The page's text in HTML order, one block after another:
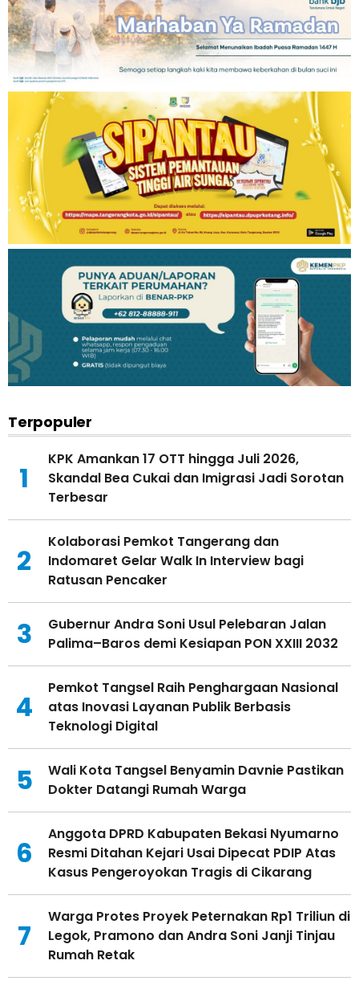
Terpopuler
1
KPK Amankan 17 OTT hingga Juli 2026,
Skandal Bea Cukai dan Imigrasi Jadi Sorotan
Terbesar
2
Kolaborasi Pemkot Tangerang dan
Indomaret Gelar Walk In Interview bagi
Ratusan Pencaker
3
Gubernur Andra Soni Usul Pelebaran Jalan
Palima–Baros demi Kesiapan PON XXIII 2032
4
Pemkot Tangsel Raih Penghargaan Nasional
atas Inovasi Layanan Publik Berbasis
Teknologi Digital
5
Wali Kota Tangsel Benyamin Davnie Pastikan
Dokter Datangi Rumah Warga
6
Anggota DPRD Kabupaten Bekasi Nyumarno
Resmi Ditahan Kejari Usai Dipecat PDIP Atas
Kasus Pengeroyokan Tragis di Cikarang
7
Warga Protes Proyek Peternakan Rp1 Triliun di
Legok, Pramono dan Andra Soni Janji Tinjau
Rumah Retak